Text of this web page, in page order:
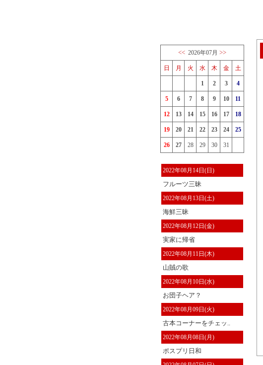
<< 2026年07月 >>
日 月 火 水 木 金 土
1 2 3 4
5 6 7 8 9 10 11
12 13 14 15 16 17 18
19 20 21 22 23 24 25
26 27 28 29 30 31
2022年08月14日(日)
フルーツ三昧
2022年08月13日(土)
海鮮三昧
2022年08月12日(金)
実家に帰省
2022年08月11日(木)
山賊の歌
2022年08月10日(水)
お団子ヘア？
2022年08月09日(火)
古本コーナーをチェッ..
2022年08月08日(月)
ポスプリ日和